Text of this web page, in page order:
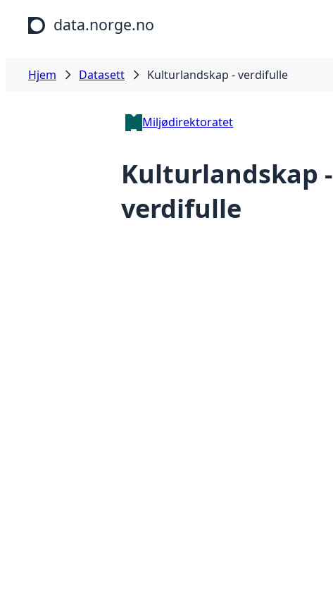
Hopp til hovedinnhold
data.norge.no
Hjem Datasett Kulturlandskap - verdifulle
Miljødirektoratet
Kulturlandskap -
verdifulle